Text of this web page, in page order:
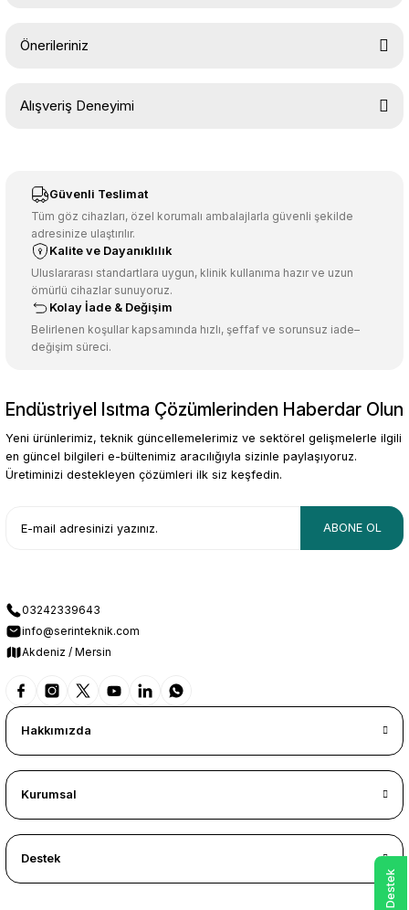
Önerileriniz
konularda yetersiz gördüğünüz noktaları öneri formunu kullanarak
Ürün resmi kalitesiz, bozuk veya görüntülenemiyor.
Ürün açıklamasında eksik bilgiler bulunuyor.
Ürün bilgilerinde hatalar bulunuyor.
Ürün fiyatı diğer sitelerden daha pahalı.
Bu ürüne benzer farklı alternatifler olmalı.
Gönder
Alışveriş Deneyimi
Güvenli Teslimat
Tüm göz cihazları, özel korumalı ambalajlarla güvenli şekilde
adresinize ulaştırılır.
Kalite ve Dayanıklılık
Uluslararası standartlara uygun, klinik kullanıma hazır ve uzun
ömürlü cihazlar sunuyoruz.
Kolay İade & Değişim
Belirlenen koşullar kapsamında hızlı, şeffaf ve sorunsuz iade–
değişim süreci.
Endüstriyel Isıtma Çözümlerinden Haberdar Olun
Yeni ürünlerimiz, teknik güncellemelerimiz ve sektörel gelişmelerle ilgili
en güncel bilgileri e-bültenimiz aracılığıyla sizinle paylaşıyoruz.
Üretiminizi destekleyen çözümleri ilk siz keşfedin.
ABONE OL
03242339643
info@serinteknik.com
Akdeniz / Mersin
Hakkımızda
Kurumsal
Destek